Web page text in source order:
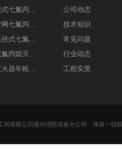
柜式七氟丙烷灭火装置
管网七氟丙烷灭火系统
悬挂式七氟丙烷灭火装置
七氟丙烷灭火剂充装
公司动态
技术知识
常见问题
行业动态
工程实景
程有限公司惠州消防设备分公司 保留一切